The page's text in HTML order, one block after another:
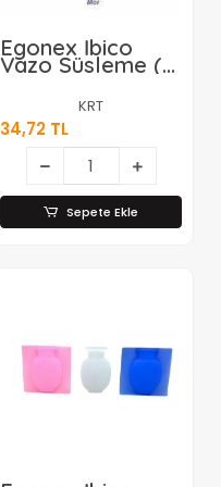
Egonex İbico
Vazo Süsleme (
Taşı )
Renkli*20=k
KRT
34,72 TL
Sepete Ekle